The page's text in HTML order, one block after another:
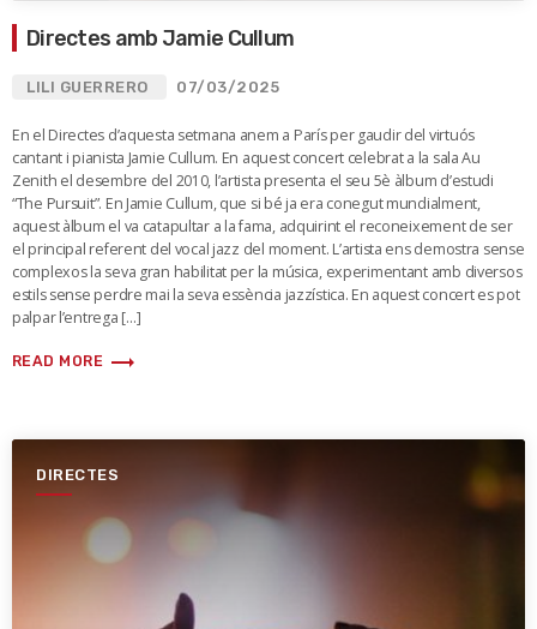
Directes amb Jamie Cullum
LILI GUERRERO 07/03/2025
En el Directes d’aquesta setmana anem a París per gaudir del virtuós
cantant i pianista Jamie Cullum. En aquest concert celebrat a la sala Au
Zenith el desembre del 2010, l’artista presenta el seu 5è àlbum d’estudi
“The Pursuit”. En Jamie Cullum, que si bé ja era conegut mundialment,
aquest àlbum el va catapultar a la fama, adquirint el reconeixement de ser
el principal referent del vocal jazz del moment. L’artista ens demostra sense
complexos la seva gran habilitat per la música, experimentant amb diversos
estils sense perdre mai la seva essència jazzística. En aquest concert es pot
palpar l’entrega […]
READ MORE trending_flat
DIRECTES